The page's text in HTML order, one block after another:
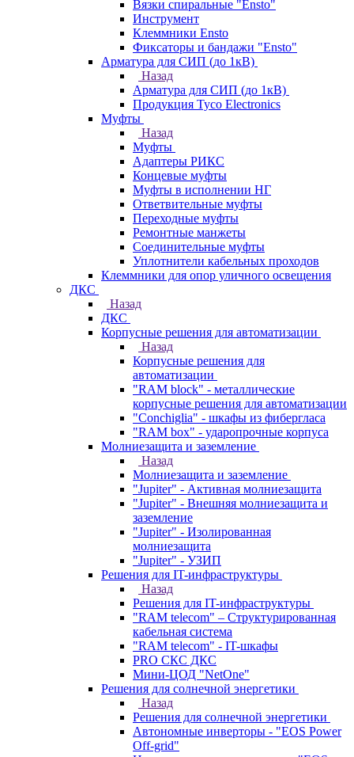
Вязки спиральные "Ensto"
Инструмент
Клеммники Ensto
Фиксаторы и бандажи "Ensto"
Арматура для СИП (до 1кВ)
Назад
Арматура для СИП (до 1кВ)
Продукция Tyco Electronics
Муфты
Назад
Муфты
Адаптеры РИКС
Концевые муфты
Муфты в исполнении НГ
Ответвительные муфты
Переходные муфты
Ремонтные манжеты
Соединительные муфты
Уплотнители кабельных проходов
Клеммники для опор уличного освещения
ДКС
Назад
ДКС
Корпусные решения для автоматизации
Назад
Корпусные решения для
автоматизации
"RAM block" - металлические
корпусные решения для автоматизации
"Conchiglia" - шкафы из фибергласа
"RAM box" - ударопрочные корпуса
Молниезащита и заземление
Назад
Молниезащита и заземление
"Jupiter" - Активная молниезащита
"Jupiter" - Внешняя молниезащита и
заземление
"Jupiter" - Изолированная
молниезащита
"Jupiter" - УЗИП
Решения для IT-инфраструктуры
Назад
Решения для IT-инфраструктуры
"RAM telecom" – Структурированная
кабельная система
"RAM telecom" - IT-шкафы
PRO СКС ДКС
Мини-ЦОД "NetOne"
Решения для солнечной энергетики
Назад
Решения для солнечной энергетики
Автономные инверторы - "EOS Power
Off-grid"